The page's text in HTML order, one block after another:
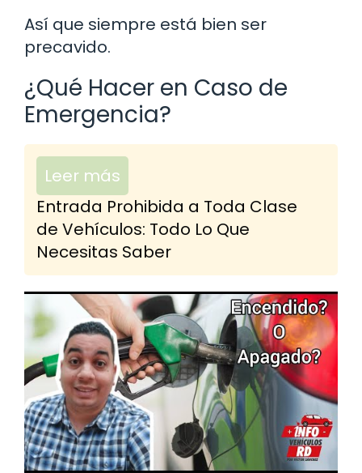
Así que siempre está bien ser
precavido.
¿Qué Hacer en Caso de
Emergencia?
Leer más
Entrada Prohibida a Toda Clase
de Vehículos: Todo Lo Que
Necesitas Saber